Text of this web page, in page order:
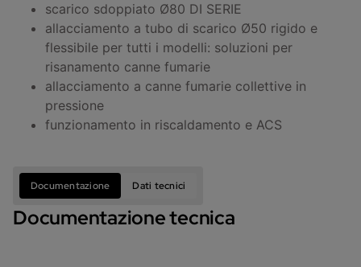
scarico sdoppiato Ø80 DI SERIE
allacciamento a tubo di scarico Ø50 rigido e
flessibile per tutti i modelli: soluzioni per
risanamento canne fumarie
allacciamento a canne fumarie collettive in
pressione
funzionamento in riscaldamento e ACS
Documentazione Dati tecnici
Documentazione tecnica